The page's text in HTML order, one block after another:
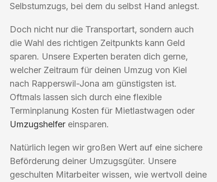
Selbstumzugs, bei dem du selbst Hand anlegst.
Doch nicht nur die Transportart, sondern auch
die Wahl des richtigen Zeitpunkts kann Geld
sparen. Unsere Experten beraten dich gerne,
welcher Zeitraum für deinen Umzug von Kiel
nach Rapperswil-Jona am günstigsten ist.
Oftmals lassen sich durch eine flexible
Terminplanung Kosten für Mietlastwagen oder
Umzugshelfer einsparen.
Natürlich legen wir großen Wert auf eine sichere
Beförderung deiner Umzugsgüter. Unsere
geschulten Mitarbeiter wissen, wie wertvoll deine